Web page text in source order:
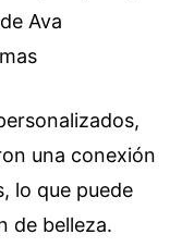
Ava
una conexión
lo que puede
de belleza.